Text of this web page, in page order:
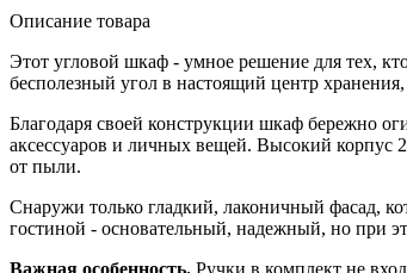
Описание товара
Этот угловой шкаф - умное решение для тех,
бесполезный угол в настоящий центр
Благодаря своей конструкции шкаф бережно
аксессуаров и личных вещей. Высокий корпус
от пыли.
Снаружи только гладкий, лаконичный фасад,
гостиной - основательный, надежный, но при
Важная особенность. Ручки в комплект не